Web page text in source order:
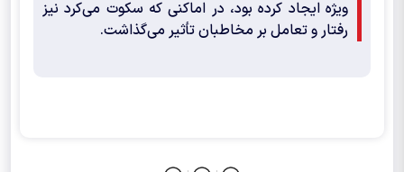
ویژه ایجاد کرده بود، در اماکنی که سکوت می‌کرد نیز
رفتار و تعامل بر مخاطبان تأثیر می‌گذاشت.